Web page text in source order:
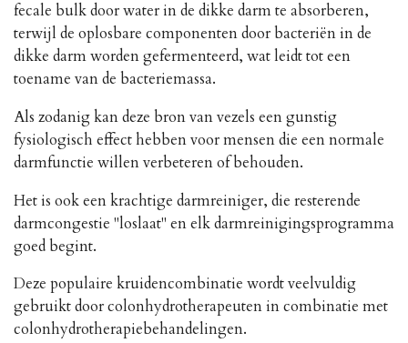
fecale bulk door water in de dikke darm te absorberen,
terwijl de oplosbare componenten door bacteriën in de
dikke darm worden gefermenteerd, wat leidt tot een
toename van de bacteriemassa.
Als zodanig kan deze bron van vezels een gunstig
fysiologisch effect hebben voor mensen die een normale
darmfunctie willen verbeteren of behouden.
Het is ook een krachtige darmreiniger, die resterende
darmcongestie "loslaat" en elk darmreinigingsprogramma
goed begint.
Deze populaire kruidencombinatie wordt veelvuldig
gebruikt door colonhydrotherapeuten in combinatie met
colonhydrotherapiebehandelingen.